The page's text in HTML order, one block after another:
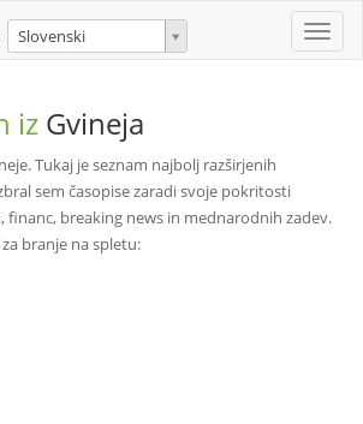
Toggle
Slovenski
iz Gvineja
Tukaj je seznam najbolj razširjenih
sem časopise zaradi svoje pokritosti
financ, breaking news in mednarodnih zadev.
branje na spletu: